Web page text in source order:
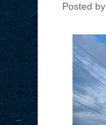
Posted by